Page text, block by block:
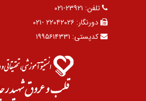
تلفن: ۲۳۹۲۱-۰۲۱
دورنگار: ۲۲۰۴۲۰۲۶ -۰۲۱
کدپستی: ۱۹۹۵۶۱۴۳۳۱